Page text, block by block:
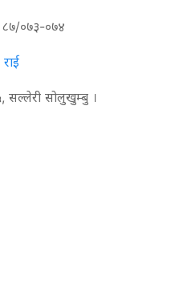
८७/०७३-०७४
सल्लेरी सोलुखुम्बु ।